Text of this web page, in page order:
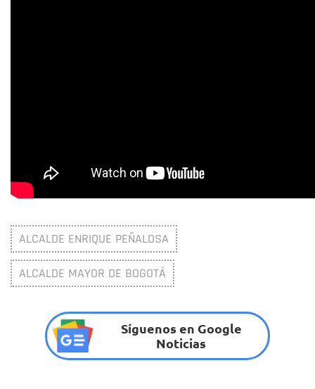
ALCALDE ENRIQUE PEÑALOSA
ALCALDE MAYOR DE BOGOTÁ
Síguenos en Google
Noticias